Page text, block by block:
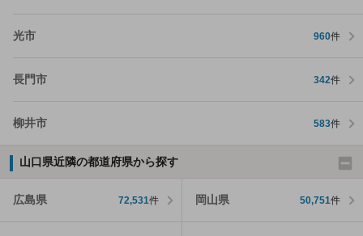
光市 960件
長門市 342件
柳井市 583件
山口県近隣の都道府県から探す
広島県 72,531件 岡山県 50,751件